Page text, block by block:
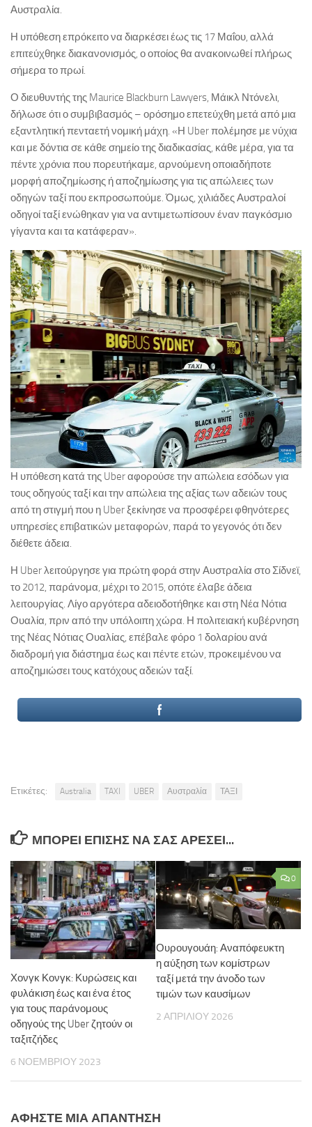
Αυστραλία.
Η υπόθεση επρόκειτο να διαρκέσει έως τις 17 Μαΐου, αλλά
επιτεύχθηκε διακανονισμός, ο οποίος θα ανακοινωθεί πλήρως
σήμερα το πρωί.
Ο διευθυντής της Maurice Blackburn Lawyers, Μάικλ Ντόνελι,
δήλωσε ότι ο συμβιβασμός – ορόσημο επετεύχθη μετά από μια
εξαντλητική πενταετή νομική μάχη. «Η Uber πολέμησε με νύχια
και με δόντια σε κάθε σημείο της διαδικασίας, κάθε μέρα, για τα
πέντε χρόνια που πορευτήκαμε, αρνούμενη οποιαδήποτε
μορφή αποζημίωσης ή αποζημίωσης για τις απώλειες των
οδηγών ταξί που εκπροσωπούμε. Όμως, χιλιάδες Αυστραλοί
οδηγοί ταξί ενώθηκαν για να αντιμετωπίσουν έναν παγκόσμιο
γίγαντα και τα κατάφεραν».
Η υπόθεση κατά της Uber αφορούσε την απώλεια εσόδων για
τους οδηγούς ταξί και την απώλεια της αξίας των αδειών τους
από τη στιγμή που η Uber ξεκίνησε να προσφέρει φθηνότερες
υπηρεσίες επιβατικών μεταφορών, παρά το γεγονός ότι δεν
διέθετε άδεια.
Η Uber λειτούργησε για πρώτη φορά στην Αυστραλία στο Σίδνεϊ,
το 2012, παράνομα, μέχρι το 2015, οπότε έλαβε άδεια
λειτουργίας. Λίγο αργότερα αδειοδοτήθηκε και στη Νέα Νότια
Ουαλία, πριν από την υπόλοιπη χώρα. Η πολιτειακή κυβέρνηση
της Νέας Νότιας Ουαλίας, επέβαλε φόρο 1 δολαρίου ανά
διαδρομή για διάστημα έως και πέντε ετών, προκειμένου να
αποζημιώσει τους κατόχους αδειών ταξί.
Ετικέτες: Australia TAXI UBER Αυστραλία ΤΑΞΙ
ΜΠΟΡΕΊ ΕΠΊΣΗΣ ΝΑ ΣΑΣ ΑΡΈΣΕΙ...
Χονγκ Κονγκ: Κυρώσεις και
φυλάκιση έως και ένα έτος
για τους παράνομους
οδηγούς της Uber ζητούν οι
ταξιτζήδες
6 ΝΟΕΜΒΡΊΟΥ 2023
0
Ουρουγουάη: Αναπόφευκτη
η αύξηση των κομίστρων
ταξί μετά την άνοδο των
τιμών των καυσίμων
2 ΑΠΡΙΛΊΟΥ 2026
ΑΦΉΣΤΕ ΜΙΑ ΑΠΆΝΤΗΣΗ